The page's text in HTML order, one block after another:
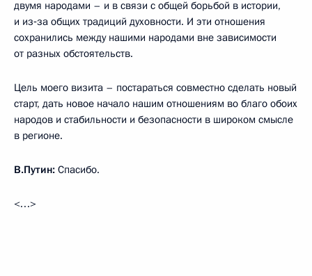
двумя народами – и в связи с общей борьбой в истории,
и из‑за общих традиций духовности. И эти отношения
сохранились между нашими народами вне зависимости
от разных обстоятельств.
Цель моего визита – постараться совместно сделать новый
старт, дать новое начало нашим отношениям во благо обоих
народов и стабильности и безопасности в широком смысле
в регионе.
В.Путин: Спасибо.
<…>